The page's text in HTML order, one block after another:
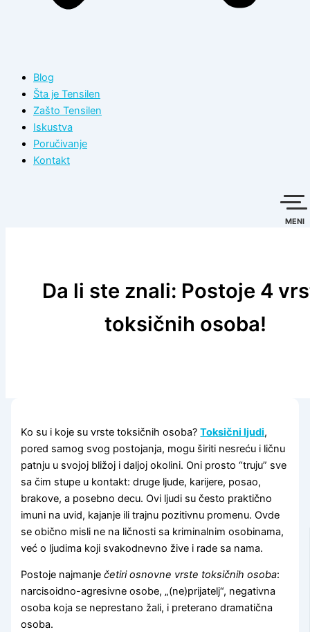
Blog
Šta je Tensilen
Zašto Tensilen
Iskustva
Poručivanje
Kontakt
MENI
Da li ste znali: Postoje 4
toksičnih osoba!
Ko su i koje su vrste toksičnih osoba?Toksični ljudi,
pored samog svog postojanja, mogu širiti nesreću i ličnu
patnju u svojoj bližoj i daljoj okolini. Oni prosto “truju” sve
sa čim stupe u kontakt: druge ljude, karijere, posao,
brakove, a posebno decu. Ovi ljudi su često praktično
imuni na uvid, kajanje ili trajnu pozitivnu promenu. Ovde
se obično misli ne na ličnosti sa kriminalnim osobinama,
već o ljudima koji svakodnevno žive i rade sa nama.
Postoje najmanje četiri osnovne vrste toksičnih osoba:
narcisoidno-agresivne osobe, „(ne)prijatelj“, negativna
osoba koja se neprestano žali, i preterano dramatična
osoba.